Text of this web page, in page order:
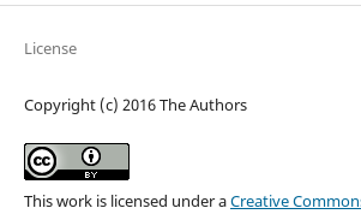
License
Copyright (c) 2016 The Authors
This work is licensed under aCreative